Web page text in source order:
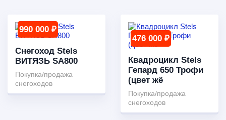
990 000 ₽
Снегоход Stels
ВИТЯЗЬ SA800
Покупка/продажа
снегоходов
476 000 ₽
Квадроцикл Stels
Гепард 650 Трофи
(цвет жё
Покупка/продажа
снегоходов